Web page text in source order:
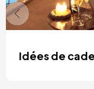
Idées de